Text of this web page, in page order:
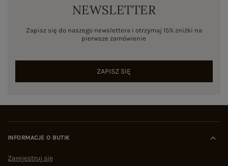
NEWSLETTER
Zapisz się do naszego newslettera i otrzymaj 15% zniżki na
pierwsze zamówienie
ZAPISZ SIĘ
INFORMACJE O BUTIK
Zarejestruj się